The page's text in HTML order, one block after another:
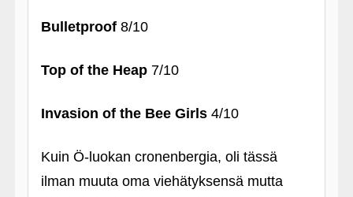
Bulletproof8/10
Top of the Heap7/10
Invasion of the Bee Girls4/10
Kuin Ö-luokan cronenbergia, oli tässä
ilman muuta oma viehätyksensä mutta